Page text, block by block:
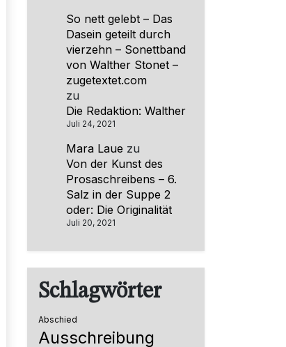
So nett gelebt – Das
Dasein geteilt durch
vierzehn – Sonettband
von Walther Stonet –
zugetextet.com
zu
Die Redaktion: Walther
Juli 24, 2021
Mara Laue zu
Von der Kunst des
Prosaschreibens – 6.
Salz in der Suppe 2
oder: Die Originalität
Juli 20, 2021
Schlagwörter
Abschied
Ausschreibung